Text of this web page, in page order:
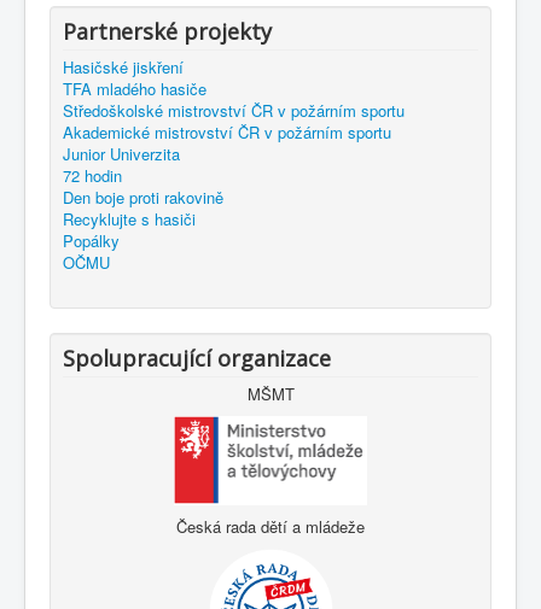
Partnerské projekty
Hasičské jiskření
TFA mladého hasiče
Středoškolské mistrovství ČR v požárním sportu
Akademické mistrovství ČR v požárním sportu
Junior Univerzita
72 hodin
Den boje proti rakovině
Recyklujte s hasiči
Popálky
OČMU
Spolupracující organizace
MŠMT
Česká rada dětí a mládeže